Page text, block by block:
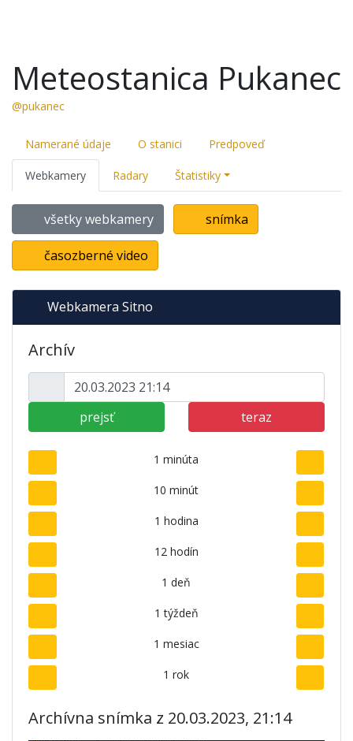
Meteostanica Pukanec
@pukanec
Namerané údaje O stanici Predpoveď
Webkamery Radary Štatistiky
všetky webkamery snímka
časozberné video
Webkamera Sitno
Archív
prejsť teraz
1 minúta
10 minút
1 hodina
12 hodín
1 deň
1 týždeň
1 mesiac
1 rok
Archívna snímka z 20.03.2023, 21:14